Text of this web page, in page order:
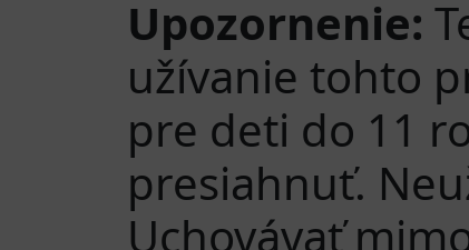
Upozornenie:
užívanie tohto
pre deti do 11
presiahnuť.
Uchovávať